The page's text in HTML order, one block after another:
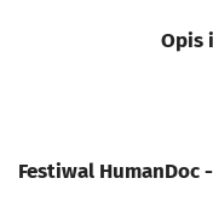
Opis
Festiwal HumanDoc